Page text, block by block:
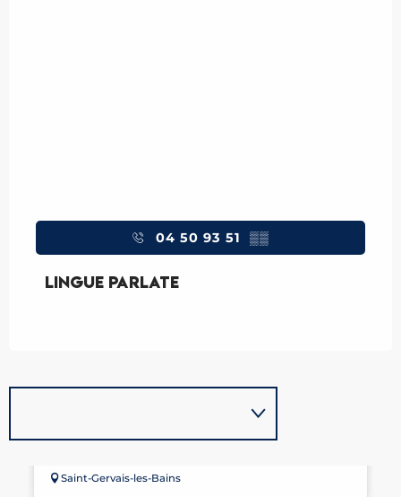
04 50 93 51 ▒▒
Lingue parlate
Lingue parlate
Saint-Gervais-les-Bains